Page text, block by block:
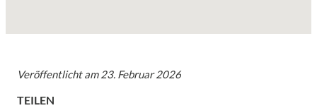
Veröffentlicht am23. Februar 2026
TEILEN